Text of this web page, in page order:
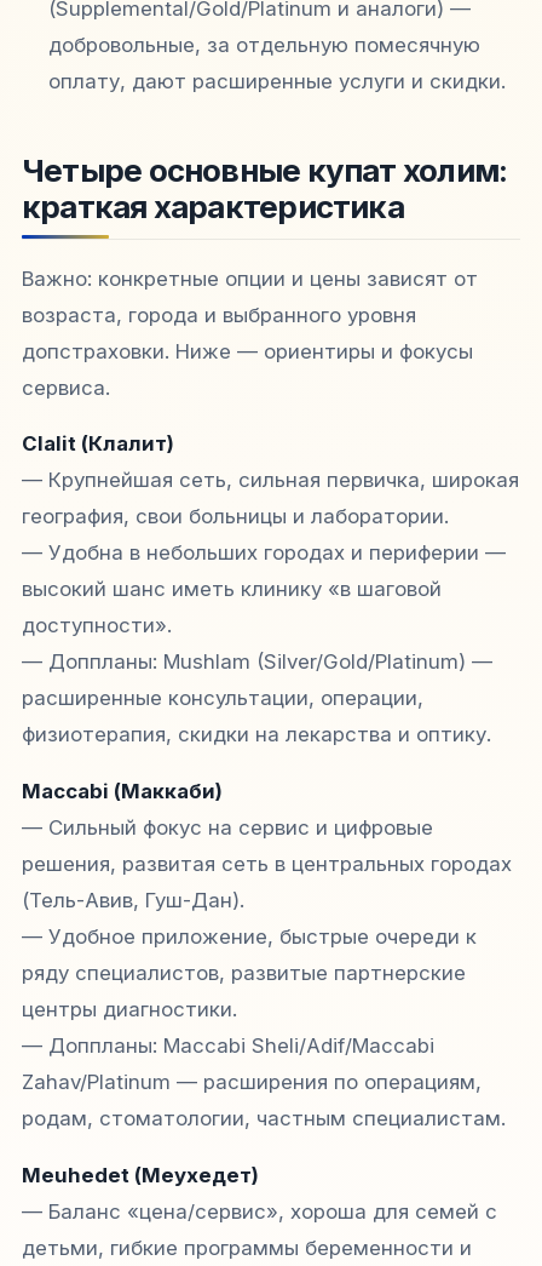
(Supplemental/Gold/Platinum и аналоги) —
добровольные, за отдельную помесячную
оплату, дают расширенные услуги и скидки.
Четыре основные купат холим:
краткая характеристика
Важно: конкретные опции и цены зависят от
возраста, города и выбранного уровня
допстраховки. Ниже — ориентиры и фокусы
сервиса.
Clalit (Клалит)
— Крупнейшая сеть, сильная первичка, широкая
география, свои больницы и лаборатории.
— Удобна в небольших городах и периферии —
высокий шанс иметь клинику «в шаговой
доступности».
— Доппланы: Mushlam (Silver/Gold/Platinum) —
расширенные консультации, операции,
физиотерапия, скидки на лекарства и оптику.
Maccabi (Маккаби)
— Сильный фокус на сервис и цифровые
решения, развитая сеть в центральных городах
(Тель-Авив, Гуш-Дан).
— Удобное приложение, быстрые очереди к
ряду специалистов, развитые партнерские
центры диагностики.
— Доппланы: Maccabi Sheli/Adif/Maccabi
Zahav/Platinum — расширения по операциям,
родам, стоматологии, частным специалистам.
Meuhedet (Меухедет)
— Баланс «цена/сервис», хороша для семей с
детьми, гибкие программы беременности и